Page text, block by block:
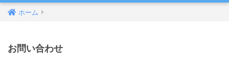
ホーム
お問い合わせ